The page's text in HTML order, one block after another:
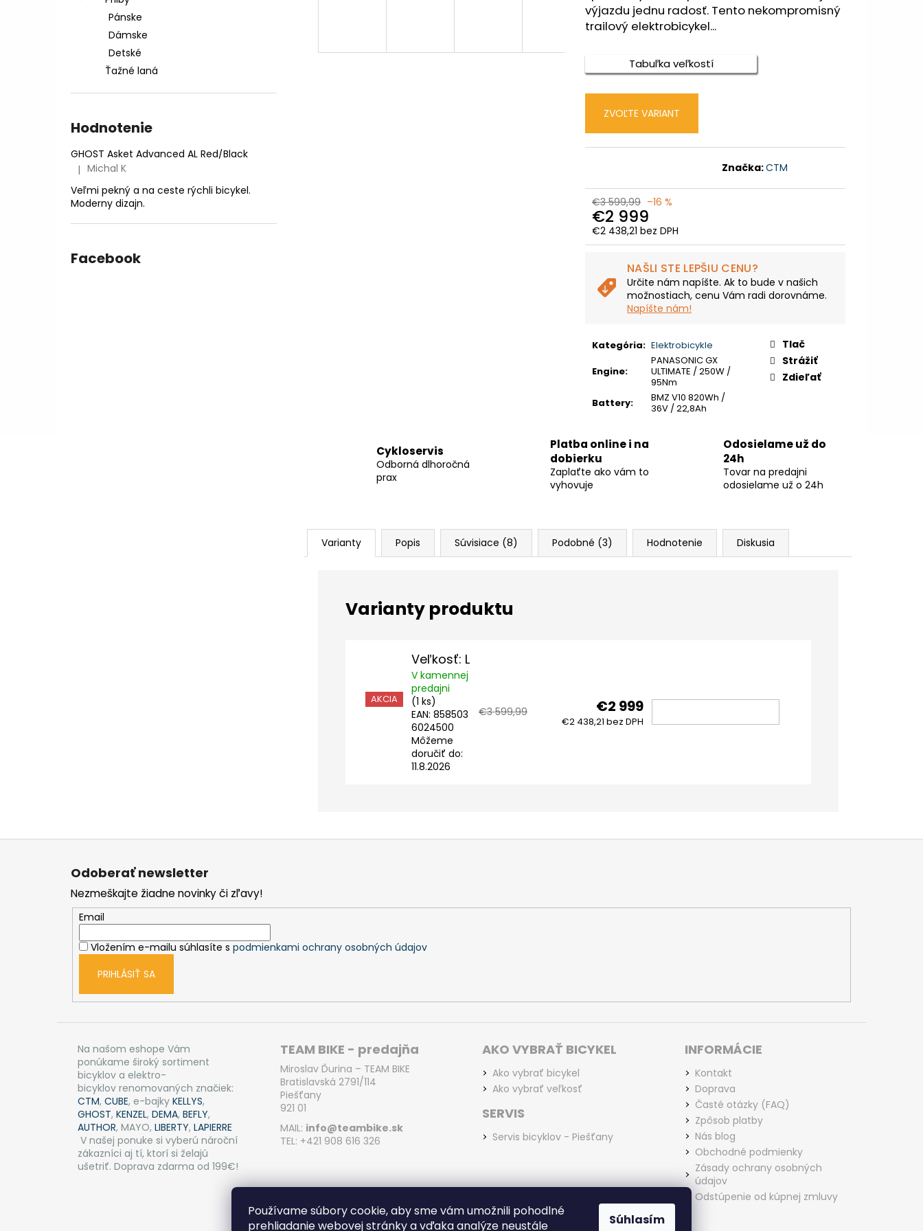
Používame súbory cookie, aby sme vám umožnili pohodlné
prehliadanie webovej stránky a vďaka analýze neustále
Súhlasím
Pánske
Dámske
Detské
Ťažné laná
Hodnotenie
GHOST Asket Advanced AL Red/Black
Hodnotenie produktu je 5 z 5 hviezdičiek.
| Michal K
Veľmi pekný a na ceste rýchli bicykel.
Moderny dizajn.
Facebook
výjazdu jednu radosť. Tento nekompromisný
trailový elektrobicykel...
Tabuľka veľkostí
ZVOĽTE VARIANT
Značka:CTM
€3 599,99 –16 %
€2 999
€2 438,21 bez DPH
Jednotková
NAŠLI STE LEPŠIU CENU?
Určite nám napíšte. Ak to bude v našich
možnostiach, cenu Vám radi dorovnáme.
Napíšte nám!
Kategória: Elektrobicykle
Engine:
PANASONIC GX
ULTIMATE / 250W /
95Nm
Battery:
BMZ V10 820Wh /
36V / 22,8Ah
Tlač
Strážiť
Zdieľať
D
A
M
Cykloservis
Odborná dlhoročná
prax
Platba online i na
dobierku
Zaplaťte ako vám to
vyhovuje
Odosielame už do
24h
Tovar na predajni
odosielame už o 24h
Varianty Popis Súvisiace (8) Podobné (3) Hodnotenie Diskusia
AKCIA
Veľkosť: L
V kamennej
predajni
(1 ks)
EAN: 858503
6024500
Môžeme
doručiť do:
11.8.2026
€3 599,99 €2 999
€2 438,21 bez DPH
DO
CTM AREON XPERT - MATNÁ LIMETKOVÁ
€2 999
€3 599,99
CTM AREON - MATNÁ BÉŽOVÁ / LESKLÁ
Z
Odoberať newsletter
Nezmeškajte žiadne novinky či zľavy!
Email
Vložením e-mailu súhlasíte s podmienkami ochrany osobných údajov
PRIHLÁSIŤ SA
Na našom eshope Vám
ponúkame široký sortiment
bicyklov a elektro-
bicyklov renomovaných značiek:
CTM, CUBE, e-bajky KELLYS,
GHOST, KENZEL, DEMA, BEFLY,
AUTHOR, MAYO, LIBERTY, LAPIERRE
V našej ponuke si vyberú nároční
zákazníci aj tí, ktorí si želajú
ušetriť. Doprava zdarma od 199€!
TEAM BIKE - predajňa
Miroslav Ďurina – TEAM BIKE
Bratislavská 2791/114
Piešťany
921 01
MAIL: info@teambike.sk
TEL: +421 908 616 326
AKO VYBRAŤ BICYKEL
Ako vybrať bicykel
Ako vybrať veľkosť
SERVIS
Servis bicyklov - Piešťany
INFORMÁCIE
Kontakt
Doprava
Časté otázky (FAQ)
Zpôsob platby
Nás blog
Obchodné podmienky
Zásady ochrany osobných
údajov
Odstúpenie od kúpnej zmluvy